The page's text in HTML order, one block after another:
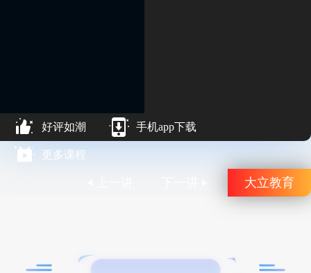
好评如潮 手机app下载
更多课程
大立教育